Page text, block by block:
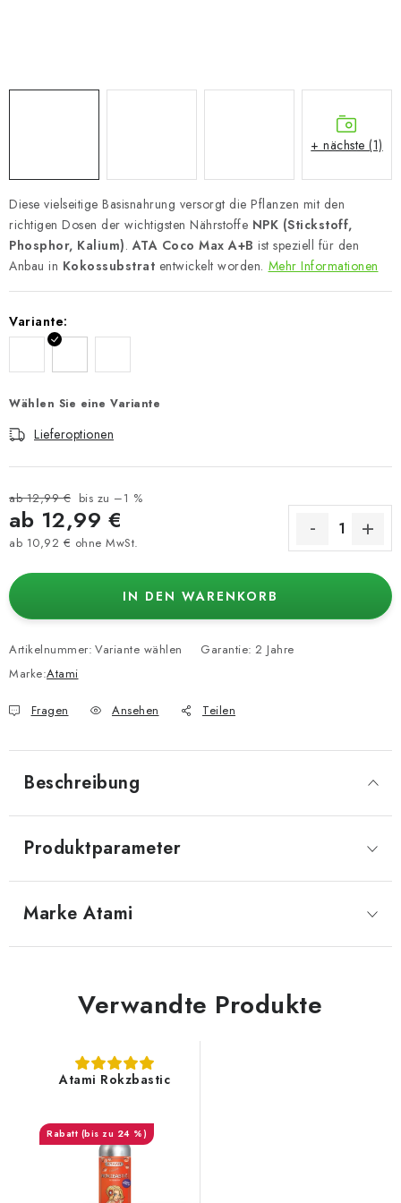
Diese vielseitige Basisnahrung versorgt die Pflanzen mit den
richtigen Dosen der wichtigsten Nährstoffe NPK (Stickstoff,
Phosphor, Kalium).ATA Coco Max A+B ist speziell für den
Anbau in Kokossubstrat entwickelt worden. Mehr Informationen
Variante:
Wählen Sie eine Variante
Lieferoptionen
ab 12,99 € bis zu –1 %
ab 12,99 €
ab 10,92 € ohne MwSt.
IN DEN WARENKORB
Artikelnummer: Variante wählen
Marke:Atami
Garantie: 2 Jahre
Fragen Ansehen Teilen
+ nächste (1)
Beschreibung
Produktparameter
Marke Atami
Verwandte Produkte
Atami Rokzbastic
(bis zu 24 %)